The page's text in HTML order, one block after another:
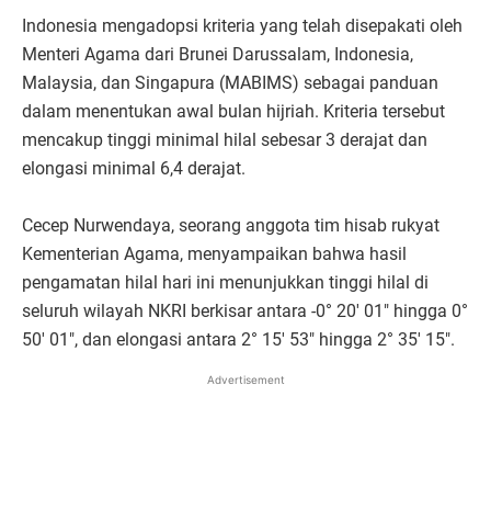
Indonesia mengadopsi kriteria yang telah disepakati oleh
Menteri Agama dari Brunei Darussalam, Indonesia,
Malaysia, dan Singapura (MABIMS) sebagai panduan
dalam menentukan awal bulan hijriah. Kriteria tersebut
mencakup tinggi minimal hilal sebesar 3 derajat dan
elongasi minimal 6,4 derajat.
Cecep Nurwendaya, seorang anggota tim hisab rukyat
Kementerian Agama, menyampaikan bahwa hasil
pengamatan hilal hari ini menunjukkan tinggi hilal di
seluruh wilayah NKRI berkisar antara -0° 20' 01" hingga 0°
50' 01", dan elongasi antara 2° 15' 53" hingga 2° 35' 15".
Advertisement